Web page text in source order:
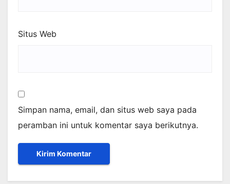
Situs Web
Simpan nama, email, dan situs web saya pada
peramban ini untuk komentar saya berikutnya.